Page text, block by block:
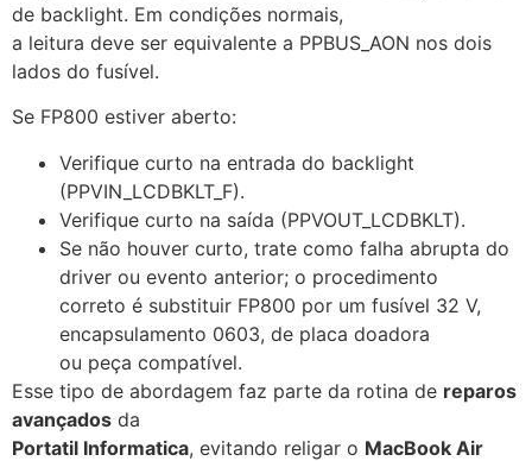
de backlight. Em condições normais,
a leitura deve ser equivalente a PPBUS_AON nos dois
lados do fusível.
Se FP800 estiver aberto:
Verifique curto na entrada do backlight
(PPVIN_LCDBKLT_F).
Verifique curto na saída (PPVOUT_LCDBKLT).
Se não houver curto, trate como falha abrupta do
driver ou evento anterior; o procedimento
correto é substituir FP800 por um fusível 32 V,
encapsulamento 0603, de placa doadora
ou peça compatível.
Esse tipo de abordagem faz parte da rotina de reparos
avançados da
Portatil Informatica, evitando religar o MacBook Air